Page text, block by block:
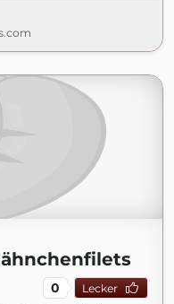
0 Lecker